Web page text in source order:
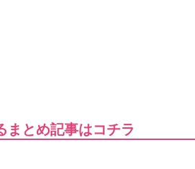
まとめ記事はコチラ